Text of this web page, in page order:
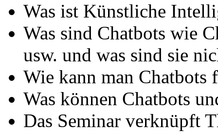
Was ist Künstliche
Was sind Chatbots wie
usw. und was sind sie
Wie kann man Chatbots
Was können Chatbots
Das Seminar verknüpft